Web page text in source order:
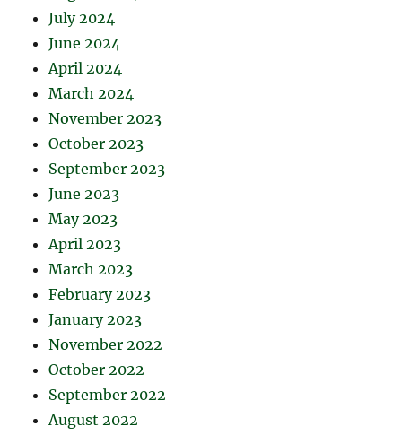
July 2024
June 2024
April 2024
March 2024
November 2023
October 2023
September 2023
June 2023
May 2023
April 2023
March 2023
February 2023
January 2023
November 2022
October 2022
September 2022
August 2022